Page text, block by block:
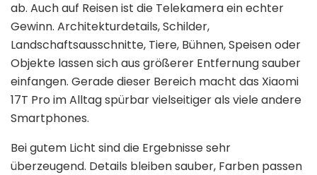
ab. Auch auf Reisen ist die Telekamera ein echter
Gewinn. Architekturdetails, Schilder,
Landschaftsausschnitte, Tiere, Bühnen, Speisen oder
Objekte lassen sich aus größerer Entfernung sauber
einfangen. Gerade dieser Bereich macht das Xiaomi
17T Pro im Alltag spürbar vielseitiger als viele andere
Smartphones.
Bei gutem Licht sind die Ergebnisse sehr
überzeugend. Details bleiben sauber, Farben passen